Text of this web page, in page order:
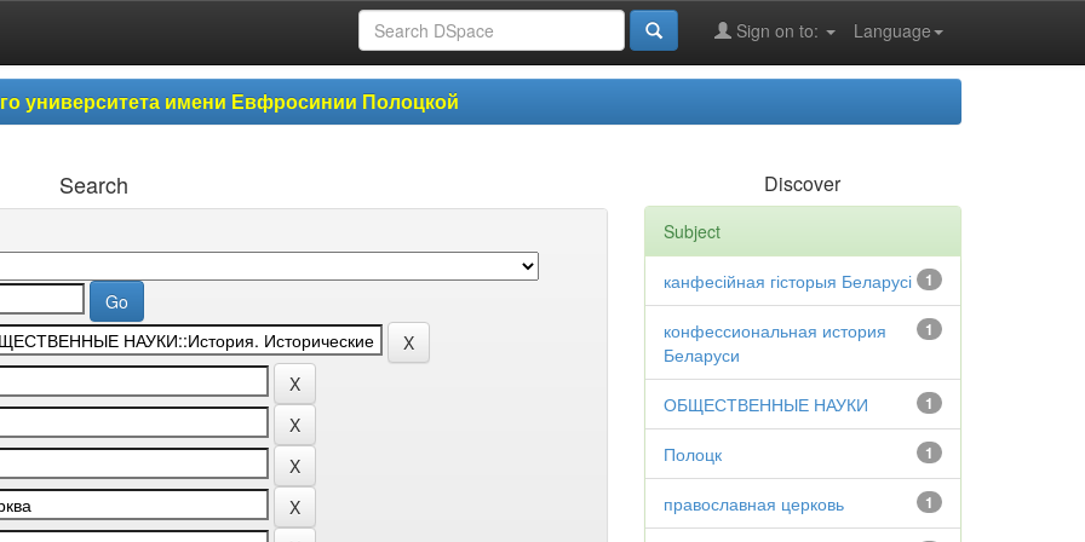
Language
Sign on to:
университета имени Евфросинии Полоцкой
Search Discover
Subject
1
канфесійная гісторыя Беларусі
1
конфессиональная история
Беларуси
1
ОБЩЕСТВЕННЫЕ НАУКИ
1
Полоцк
1
православная церковь